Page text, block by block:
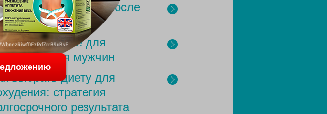
для похудения после
питание для
для мужчин
выбрать диету для
стратегия
результата